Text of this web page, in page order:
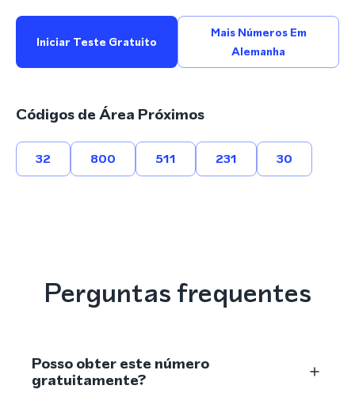
Iniciar Teste Gratuito
Mais Números Em
Alemanha
Códigos de Área Próximos
32 800 511 231 30
Perguntas frequentes
Posso obter este número
gratuitamente?